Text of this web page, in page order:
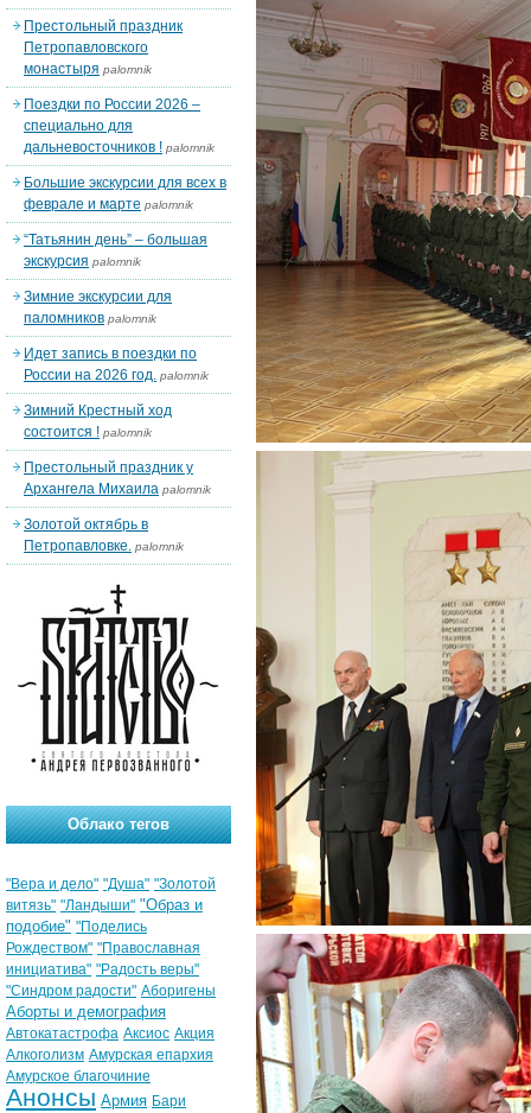
Престольный праздник
Петропавловского
монастыря palomnik
Поездки по России 2026 –
специально для
дальневосточников ! palomnik
Большие экскурсии для всех в
феврале и марте palomnik
“Татьянин день” – большая
экскурсия palomnik
Зимние экскурсии для
паломников palomnik
Идет запись в поездки по
России на 2026 год. palomnik
Зимний Крестный ход
состоится ! palomnik
Престольный праздник у
Архангела Михаила palomnik
Золотой октябрь в
Петропавловке. palomnik
Облако тегов
"Вера и дело" "Душа" "Золотой
витязь" "Ландыши" "Образ и
подобие" "Поделись
Рождеством" "Православная
инициатива" "Радость веры"
"Синдром радости" Аборигены
Аборты и демография
Автокатастрофа Аксиос Акция
Алкоголизм Амурская епархия
Амурское благочиние
Анонсы Армия Бари